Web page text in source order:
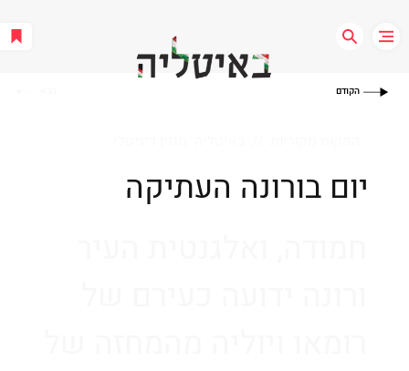
יום בורונה העתיקה
הקודם